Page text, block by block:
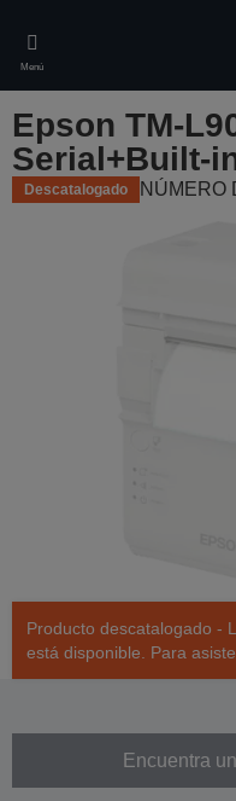
main
content
Menú
Epson TM-
Serial+Built-
Descatalogado NÚMERO
Producto descatalogado -
está disponible. Para
Encuentra